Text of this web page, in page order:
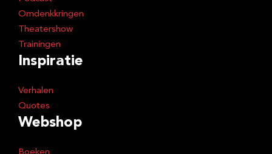
Omdenkkringen
Theatershow
Trainingen
Inspiratie
Verhalen
Quotes
Webshop